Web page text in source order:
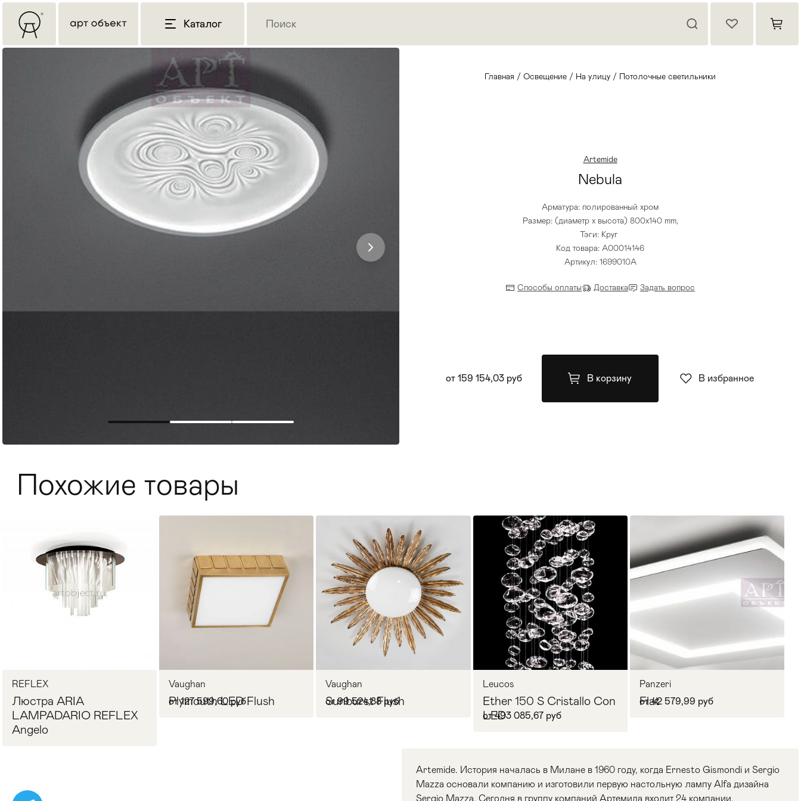
Каталог
Кровати
Стулья >
Комоды и тумбы
Двери и перегородки
Главная / Освещение / На улицу / Потолочные светильники
Artemide
Nebula
Арматура: полированный хром
Размер: (диаметр х высота) 800х140 mm,
Тэги: Круг
Код товара: A00014146
Артикул: 1699010A
Способы оплаты Доставка Задать вопрос
от 159 154,03 руб В корзину В избранное
Похожие товары
REFLEX
Люстра ARIA
LAMPADARIO REFLEX
Angelo
Vaughan
Plymouth LED Flush
от 127 599,60 руб
Vaughan
Sunburst Flush
от 99 524,88 руб
Leucos
Ether 150 S Cristallo Con
LED
от 493 085,67 руб
Panzeri
Flat
от 42 579,99 руб
Artemide. История началась в Милане в 1960 году, когда Ernesto Gismondi и Sergio
Mazza основали компанию и изготовили первую настольную лампу Alfa дизайна
Sergio Mazza. Сегодня в группу компаний Артемида входит 24 компании,